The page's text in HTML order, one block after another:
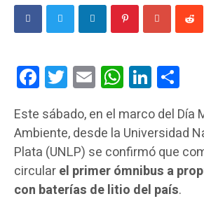
FacebookTwitterEmail WhatsAppLinkedIn
Este sábado, en el marco del Día
Ambiente, desde la Universidad
Plata (UNLP) se confirmó que
circularel primer ómnibus a
con baterías de litio del país.